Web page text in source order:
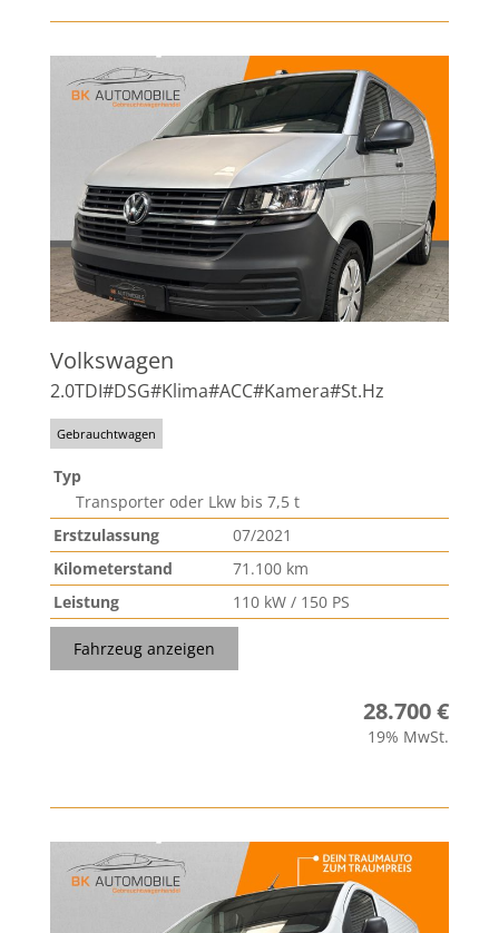
Volkswagen
2.0TDI#DSG#Klima#ACC#Kamera#St.Hz
Gebrauchtwagen
Typ
Transporter oder Lkw bis 7,5 t
Erstzulassung
07/2021
Kilometerstand
71.100 km
Leistung
110 kW / 150 PS
Fahrzeug anzeigen
28.700 €
19% MwSt.